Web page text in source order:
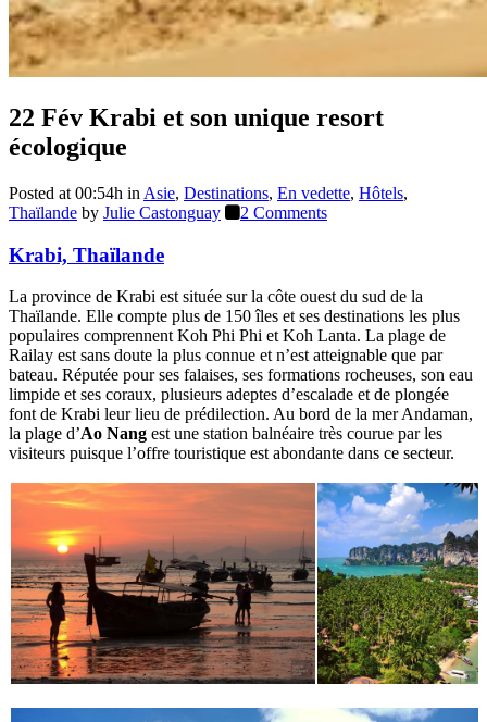
22 Fév Krabi et son unique resort
écologique
Posted at 00:54h in Asie, Destinations, En vedette, Hôtels,
Thaïlande by Julie Castonguay 2 Comments
Krabi, Thaïlande
La province de Krabi est située sur la côte ouest du sud de la
Thaïlande. Elle compte plus de 150 îles et ses destinations les plus
populaires comprennent Koh Phi Phi et Koh Lanta. La plage de
Railay est sans doute la plus connue et n’est atteignable que par
bateau. Réputée pour ses falaises, ses formations rocheuses, son eau
limpide et ses coraux, plusieurs adeptes d’escalade et de plongée
font de Krabi leur lieu de prédilection. Au bord de la mer Andaman,
la plage d’Ao Nang est une station balnéaire très courue par les
visiteurs puisque l’offre touristique est abondante dans ce secteur.